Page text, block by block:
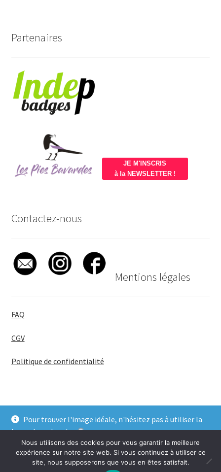
Pour trouver l'image idéale, n'hésitez pas à utiliser la
barre de recherche
Ignorer
Partenaires
JE M'INSCRIS
à la NEWSLETTER !
Contactez-nous
Mentions légales
FAQ
CGV
Politique de confidentialité
© BadgeGirl® 2026
Nous utilisons des cookies pour vous garantir la meilleure
expérience sur notre site web. Si vous continuez à utiliser ce
site, nous supposerons que vous en êtes satisfait.